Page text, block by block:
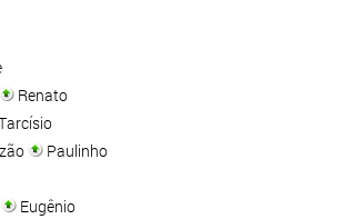
Renato
Paulinho
Eugênio